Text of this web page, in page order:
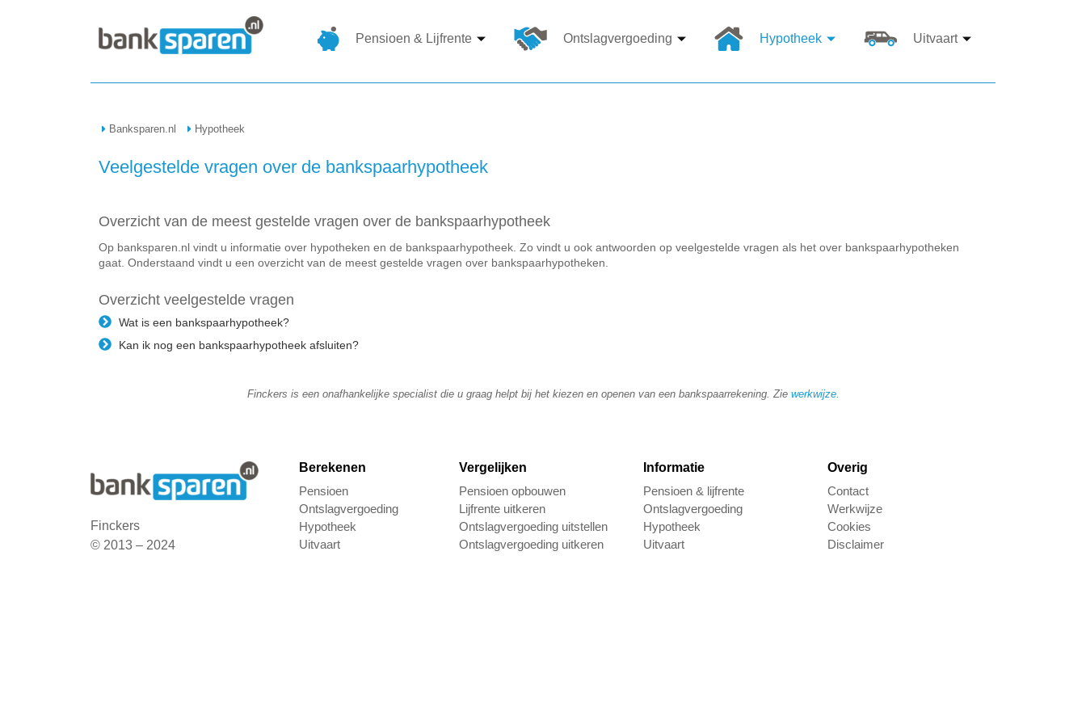
Pensioen & Lijfrente Ontslagvergoeding Hypotheek Uitvaart
Banksparen.nl Hypotheek
Veelgestelde vragen over de bankspaarhypotheek
Overzicht van de meest gestelde vragen over de bankspaarhypotheek
Op banksparen.nl vindt u informatie over hypotheken en de bankspaarhypotheek. Zo vindt u ook antwoorden op veelgestelde vragen als het over bankspaarhypotheken
gaat. Onderstaand vindt u een overzicht van de meest gestelde vragen over bankspaarhypotheken.
Overzicht veelgestelde vragen
Wat is een bankspaarhypotheek?
Kan ik nog een bankspaarhypotheek afsluiten?
Finckers is een onafhankelijke specialist die u graag helpt bij het kiezen en openen van een bankspaarrekening. Zie werkwijze.
Finckers
© 2013 – 2024
Berekenen
Pensioen
Ontslagvergoeding
Hypotheek
Uitvaart
Vergelijken
Pensioen opbouwen
Lijfrente uitkeren
Ontslagvergoeding uitstellen
Ontslagvergoeding uitkeren
Informatie
Pensioen & lijfrente
Ontslagvergoeding
Hypotheek
Uitvaart
Overig
Contact
Werkwijze
Cookies
Disclaimer